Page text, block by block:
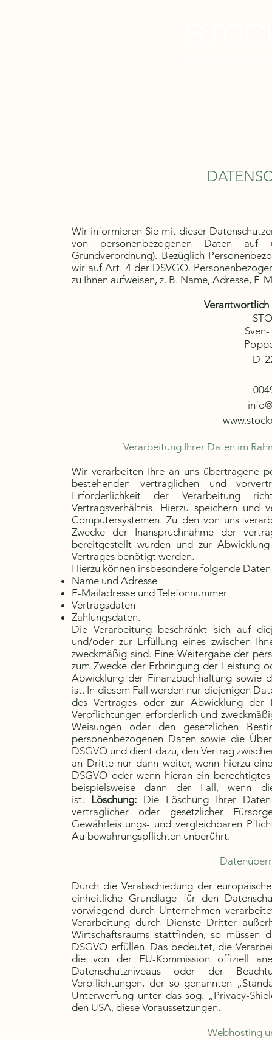
Wir informieren Sie mit dieser
von personenbezogenen Daten auf
Grundverordnung). Bezüglich
wir auf Art. 4 der DSVGO.
zu Ihnen aufweisen, z. B. Name, Adresse,
Verantwortlich
D-
Verarbeitung Ihrer Daten im
Wir verarbeiten Ihre an uns übertragene
bestehenden vertraglichen und
Erforderlichkeit der Verarbeitung
Vertragsverhältnis. Hierzu speichern
Computersystemen. Zu den von uns
Zwecke der Inanspruchnahme der
bereitgestellt wurden und zur
Vertrages benötigt werden.
Hierzu können insbesondere folgende Daten
Name und Adresse
E-Mailadresse und Telefonnummer
Vertragsdaten
Zahlungsdaten.
Die Verarbeitung beschränkt sich auf
und/oder zur Erfüllung eines zwischen
zweckmäßig sind. Eine Weitergabe der
zum Zwecke der Erbringung der Leistung
Abwicklung der Finanzbuchhaltung sowie
ist. In diesem Fall werden nur diejenigen
des Vertrages oder zur Abwicklung der
Verpflichtungen erforderlich und
Weisungen oder den gesetzlichen
personenbezogenen Daten sowie die
DSGVO und dient dazu, den Vertrag
an Dritte nur dann weiter, wenn hierzu
DSGVO oder wenn hieran ein
beispielsweise dann der Fall, wenn
ist. Löschung:Die Löschung Ihrer
vertraglicher oder gesetzlicher
Gewährleistungs- und vergleichbaren
Aufbewahrungspflichten unberührt.
Durch die Verabschiedung der
einheitliche Grundlage für den
vorwiegend durch Unternehmen
Verarbeitung durch Dienste Dritter
Wirtschaftsraums stattfinden, so müssen
DSGVO erfüllen. Das bedeutet, die
die von der EU-Kommission offiziell
Datenschutzniveaus oder der
Verpflichtungen, der so genannten
Unterwerfung unter das sog. „Privacy-
den USA, diese Voraussetzungen.
Webhosting